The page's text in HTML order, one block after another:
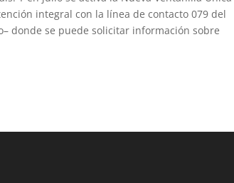
integral con la línea de contacto 079 del
donde se puede solicitar información sobre